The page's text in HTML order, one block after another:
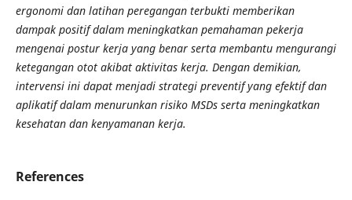
ergonomi dan latihan peregangan terbukti memberikan
dampak positif dalam meningkatkan pemahaman pekerja
mengenai postur kerja yang benar serta membantu mengurangi
ketegangan otot akibat aktivitas kerja. Dengan demikian,
intervensi ini dapat menjadi strategi preventif yang efektif dan
aplikatif dalam menurunkan risiko MSDs serta meningkatkan
kesehatan dan kenyamanan kerja.
References